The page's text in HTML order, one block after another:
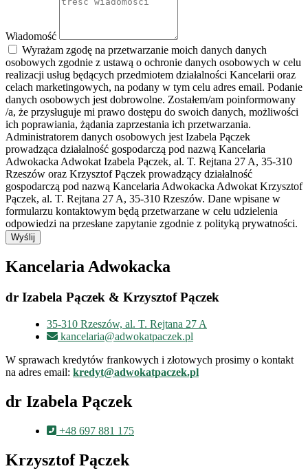
Wiadomość
Wyrażam zgodę na przetwarzanie moich danych danych
osobowych zgodnie z ustawą o ochronie danych osobowych w celu
realizacji usług będących przedmiotem działalności Kancelarii oraz
celach marketingowych, na podany w tym celu adres email. Podanie
danych osobowych jest dobrowolne. Zostałem/am poinformowany
/a, że przysługuje mi prawo dostępu do swoich danych, możliwości
ich poprawiania, żądania zaprzestania ich przetwarzania.
Administratorem danych osobowych jest Izabela Pączek
prowadząca działalność gospodarczą pod nazwą Kancelaria
Adwokacka Adwokat Izabela Pączek, al. T. Rejtana 27 A, 35-310
Rzeszów oraz Krzysztof Pączek prowadzący działalność
gospodarczą pod nazwą Kancelaria Adwokacka Adwokat Krzysztof
Pączek, al. T. Rejtana 27 A, 35-310 Rzeszów. Dane wpisane w
formularzu kontaktowym będą przetwarzane w celu udzielenia
odpowiedzi na przesłane zapytanie zgodnie z polityką prywatności.
Wyślij
Kancelaria Adwokacka
dr Izabela Pączek & Krzysztof Pączek
35-310 Rzeszów, al. T. Rejtana 27 A
kancelaria@adwokatpaczek.pl
W sprawach kredytów frankowych i złotowych prosimy o kontakt
na adres email: kredyt@adwokatpaczek.pl
dr Izabela Pączek
+48 697 881 175
Krzysztof Pączek